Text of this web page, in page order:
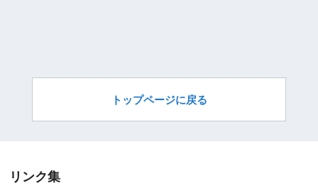
トップページに戻る
リンク集